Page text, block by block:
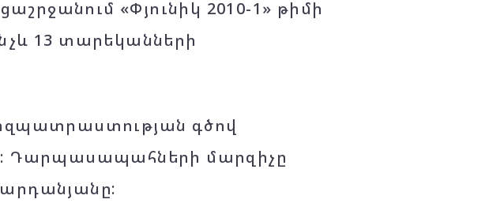
«Փյունիկ 2010-1» թիմի
13 տարեկանների
գծով
Դարպասապահների մարզիչը